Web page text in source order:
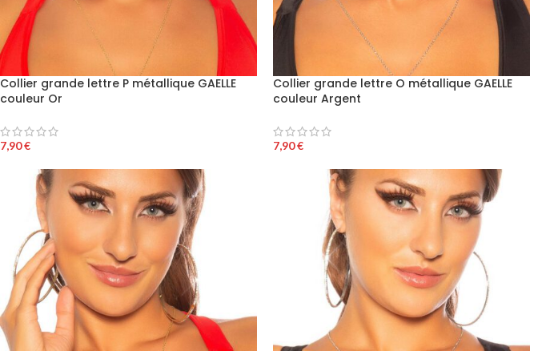
Collier grande lettre P métallique GAELLE
couleur Or
7,90€
Collier grande lettre O métallique GAELLE
couleur Argent
7,90€